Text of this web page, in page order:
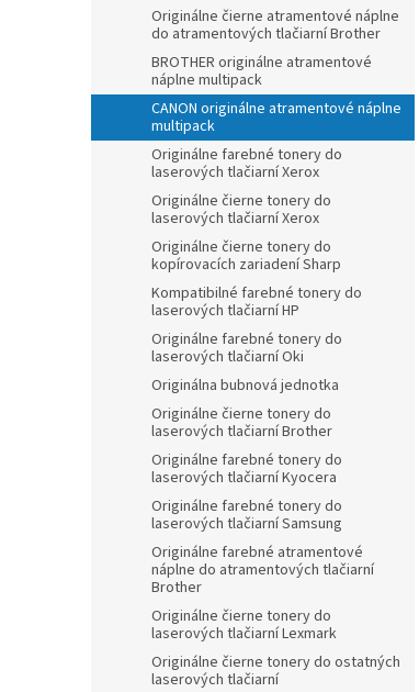
Originálne čierne atramentové náplne
do atramentových tlačiarní Brother
BROTHER originálne atramentové
náplne multipack
CANON originálne atramentové náplne
multipack
Originálne farebné tonery do
laserových tlačiarní Xerox
Originálne čierne tonery do
laserových tlačiarní Xerox
Originálne čierne tonery do
kopírovacích zariadení Sharp
Kompatibilné farebné tonery do
laserových tlačiarní HP
Originálne farebné tonery do
laserových tlačiarní Oki
Originálna bubnová jednotka
Originálne čierne tonery do
laserových tlačiarní Brother
Originálne farebné tonery do
laserových tlačiarní Kyocera
Originálne farebné tonery do
laserových tlačiarní Samsung
Originálne farebné atramentové
náplne do atramentových tlačiarní
Brother
Originálne čierne tonery do
laserových tlačiarní Lexmark
Originálne čierne tonery do ostatných
laserových tlačiarní